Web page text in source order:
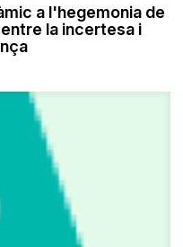
a l'hegemonia de
la incertesa i